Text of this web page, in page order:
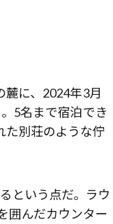
に、2024年3月
5名まで宿泊でき
た別荘のような佇
という点だ。ラウ
囲んだカウンター